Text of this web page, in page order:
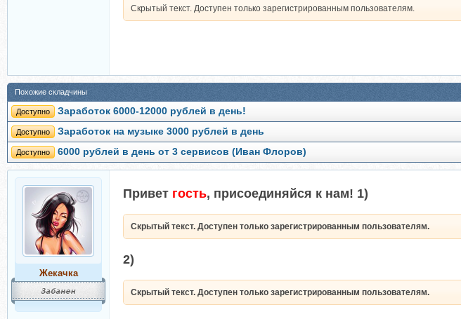
Скрытый текст. Доступен только зарегистрированным пользователям.
Похожие складчины
Доступно Заработок 6000-12000 рублей в день!
Доступно Заработок на музыке 3000 рублей в день
Доступно 6000 рублей в день от 3 сервисов (Иван Флоров)
Жекачка
Привет гость, присоединяйся к нам! 1)
Скрытый текст. Доступен только зарегистрированным пользователям.
2)
Скрытый текст. Доступен только зарегистрированным пользователям.